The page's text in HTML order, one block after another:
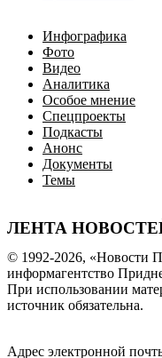
Инфографика
Фото
Видео
Аналитика
Особое мнение
Спецпроекты
Подкасты
Анонс
Документы
Темы
ЛЕНТА
© 1992-2026, «Новости
информагентство
При использовании
источник обязательна.
Адрес электронной